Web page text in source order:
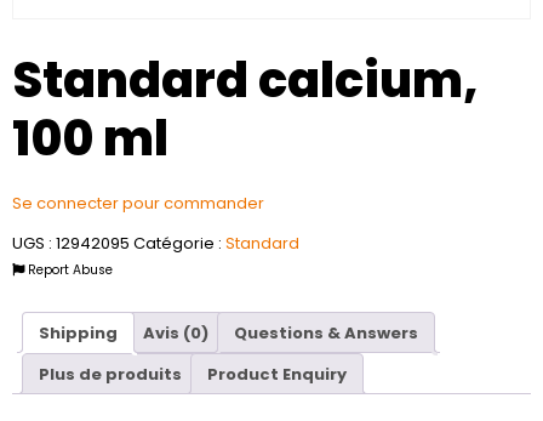
Standard calcium,
100 ml
Se connecter pour commander
UGS : 12942095 Catégorie : Standard
Report Abuse
Shipping Avis (0)
Questions & Answers
Plus de produits
Product Enquiry